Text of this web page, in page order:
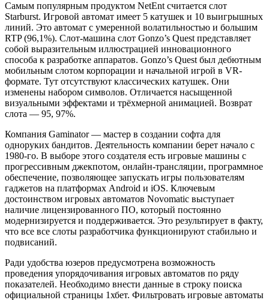
Самым популярным продуктом NetEnt считается слот
Starburst. Игровой автомат имеет 5 катушек и 10 выигрышных
линий. Это автомат с умеренной волатильностью и большим
RTP (96,1%). Слот-машина слот Gonzo’s Quest представляет
собой выразительным иллюстрацией инновационного
способа к разработке аппаратов. Gonzo’s Quest был дебютным
мобильным слотом корпорации и начальной игрой в VR-
формате. Тут отсутствуют классических катушек. Они
изменены набором символов. Отличается насыщенной
визуальными эффектами и трёхмерной анимацией. Возврат
слота — 95, 97%.
Компания Gaminator — мастер в создании софта для
одноруких бандитов. Деятельность компании берет начало с
1980-го. В выборе этого создателя есть игровые машины с
прогрессивным джекпотом, онлайн-трансляции, программное
обеспечение, позволяющее запускать игры пользователям
гаджетов на платформах Android и iOS. Ключевым
достоинством игровых автоматов Novomatic выступает
наличие лицензированного ПО, который постоянно
модернизируется и поддерживается. Это результирует в факту,
что все все слоты разработчика функционируют стабильно и
подвисаний.
Ради удобства юзеров предусмотрена возможность
проведения упорядочивания игровых автоматов по ряду
показателей. Необходимо внести данные в строку поиска
официальной страницы 1хбет. Фильтровать игровые автоматы